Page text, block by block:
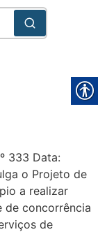
333 Data:
o Projeto de
a realizar
de concorrência
de